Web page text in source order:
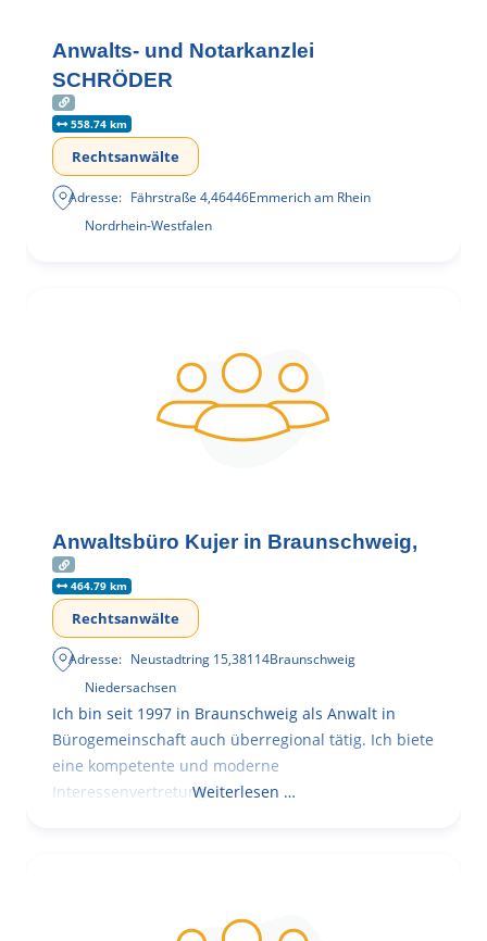
Anwalts- und Notarkanzlei
SCHRÖDER
558.74 km
Rechtsanwälte
Adresse: Fährstraße 4,46446Emmerich am Rhein
Nordrhein-Westfalen
Anwaltsbüro Kujer in Braunschweig,
464.79 km
Rechtsanwälte
Adresse: Neustadtring 15,38114Braunschweig
Niedersachsen
Ich bin seit 1997 in Braunschweig als Anwalt in
Bürogemeinschaft auch überregional tätig. Ich biete
eine kompetente und moderne
Interessenvertretung,Weiterlesen …